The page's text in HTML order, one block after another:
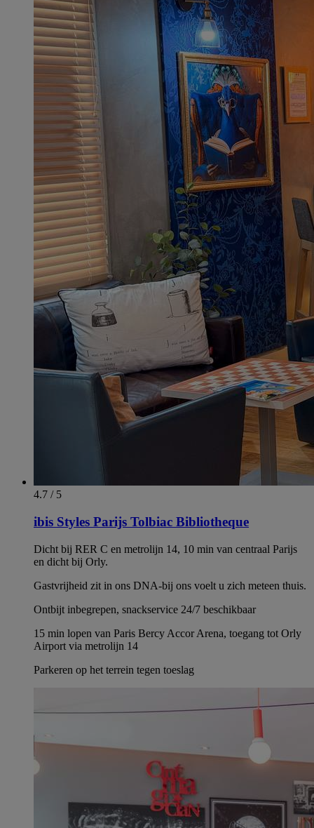
4.7 / 5
ibis Styles Parijs Tolbiac Bibliotheque
Dicht bij RER C en metrolijn 14, 10 min van centraal Parijs
en dicht bij Orly.
Gastvrijheid zit in ons DNA-bij ons voelt u zich meteen thuis.
Ontbijt inbegrepen, snackservice 24/7 beschikbaar
15 min lopen van Paris Bercy Accor Arena, toegang tot Orly
Airport via metrolijn 14
Parkeren op het terrein tegen toeslag